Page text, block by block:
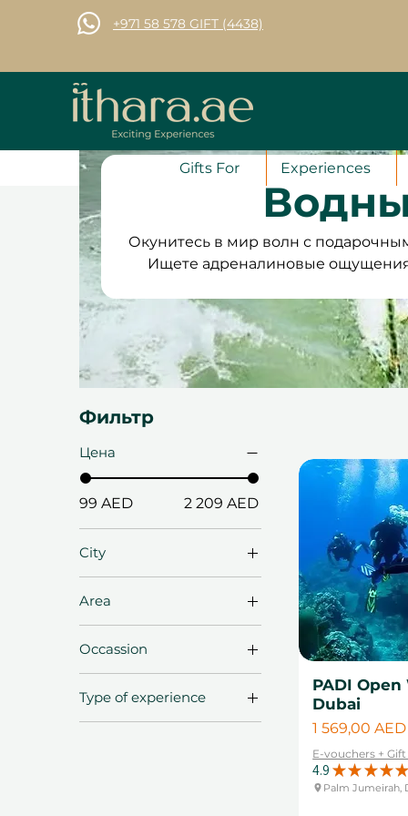
+971 58 578 GIFT (4438)
Gifts For Experiences
Окунитесь в мир волн с
Ищете адреналиновые
идеальное впечатление
катайтесь на волнах или
руководством опытных
действительны в течение 12
удовлетворённости, вы можете
Фильтр
Цена
99 AED 2 209 AED
City
Абу-Даби
Дубай
Area
Дубайская марина
Пальмовые
Джумейра
Occassion
Подарки на
годовщину
Подарки на день
Type of experience
Бестселлеры
PADI Open
Dubai
Цена
1 569,00 AED
E-vouchers +
4.9 ★ ★ ★ ★ ★
Palm Jumeirah,